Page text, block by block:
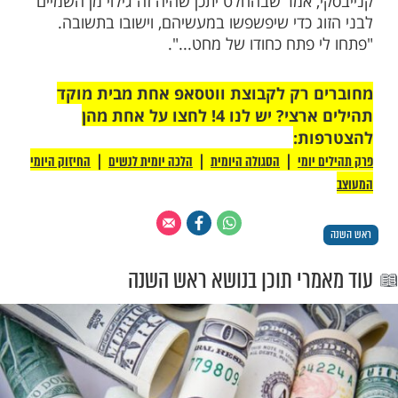
בשופר, וסיימתי: "ומשום מה האיש החליט
תוך כדי שציין את שמו – משה כץ. "אשתי
השם, ומיד צנחה על הארץ והתעלפה...
מעלפונה ביקשה שאתאר לה שוב, באופן
וקלסתר פניו של היהודי ההוא, וכשתיארתי
שוב. התברר שאותו 'משה כץ' היה אביה
תלמיד חכם ובעל תוקע בעיר פרשבורג
ונרצח בשואה, כך שמעולם לא הכרתיו.
שאשתי שינתה את שם משפחתה, לא ידעתי ששם
היה כץ'.ואכן', סיים הקרוב ממיאמי,
נשתנו חיינו, ואנחנו משתדלים לצעוד בדרך
את המעשה למרן, שר התורה, ר' חיים